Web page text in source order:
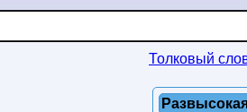
Толковый